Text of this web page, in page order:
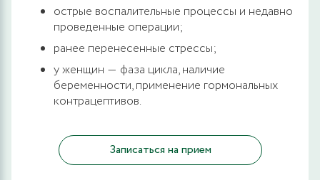
острые воспалительные процессы и недавно
проведенные операции;
ранее перенесенные стрессы;
у женщин ― фаза цикла, наличие
беременности, применение гормональных
контрацептивов.
Записаться на прием